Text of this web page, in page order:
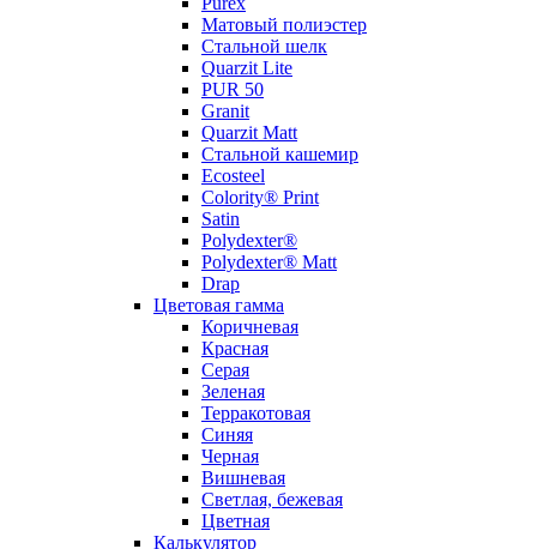
Матовый полиэстер
Стальной шелк
Quarzit Lite
PUR 50
Granit
Quarzit Matt
Стальной кашемир
Ecosteel
Colority® Print
Satin
Polydexter®
Polydexter® Matt
Drap
Цветовая гамма
Коричневая
Красная
Серая
Зеленая
Терракотовая
Синяя
Черная
Вишневая
Светлая, бежевая
Цветная
Калькулятор